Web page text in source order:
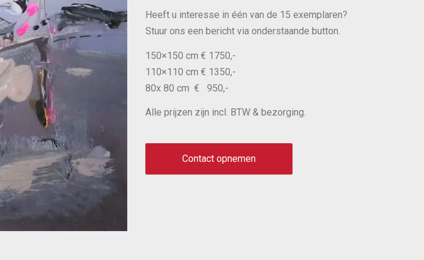
Heeft u interesse in één van de 15 exemplaren?
Stuur ons een bericht via onderstaande button.
150×150 cm € 1750,-
110×110 cm € 1350,-
80x 80 cm € 950,-
Alle prijzen zijn incl. BTW & bezorging.
Contact opnemen